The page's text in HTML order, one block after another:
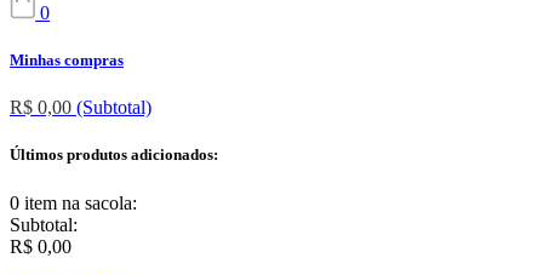
0
Minhas compras
R$ 0,00 (Subtotal)
Últimos produtos adicionados:
0 item na sacola:
Subtotal:
R$ 0,00